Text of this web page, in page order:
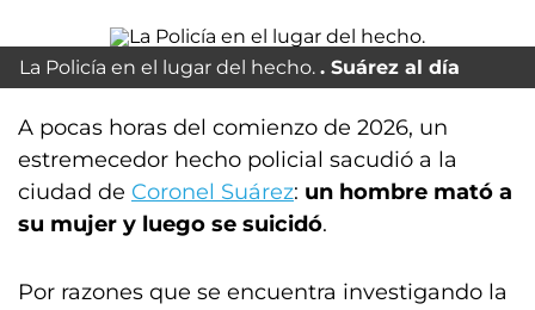
La Policía en el lugar del hecho. Suárez al día
A pocas horas del comienzo de 2026, un
estremecedor hecho policial sacudió a la
ciudad de Coronel Suárez: un hombre mató a
su mujer y luego se suicidó.
Por razones que se encuentra investigando la